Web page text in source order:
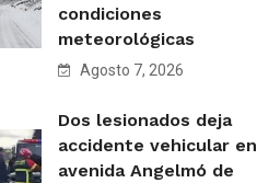
condiciones
meteorológicas
Agosto 7, 2026
Dos lesionados deja
accidente vehicular en
avenida Angelmó de